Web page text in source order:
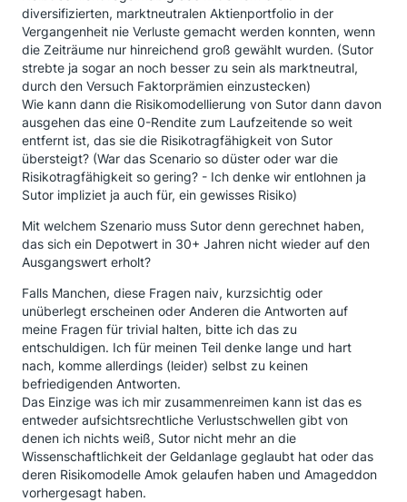
diversifizierten, marktneutralen Aktienportfolio in der
Vergangenheit nie Verluste gemacht werden konnten, wenn
die Zeiträume nur hinreichend groß gewählt wurden. (Sutor
strebte ja sogar an noch besser zu sein als marktneutral,
durch den Versuch Faktorprämien einzustecken)
Wie kann dann die Risikomodellierung von Sutor dann davon
ausgehen das eine 0-Rendite zum Laufzeitende so weit
entfernt ist, das sie die Risikotragfähigkeit von Sutor
übersteigt? (War das Scenario so düster oder war die
Risikotragfähigkeit so gering? - Ich denke wir entlohnen ja
Sutor impliziet ja auch für, ein gewisses Risiko)
Mit welchem Szenario muss Sutor denn gerechnet haben,
das sich ein Depotwert in 30+ Jahren nicht wieder auf den
Ausgangswert erholt?
Falls Manchen, diese Fragen naiv, kurzsichtig oder
unüberlegt erscheinen oder Anderen die Antworten auf
meine Fragen für trivial halten, bitte ich das zu
entschuldigen. Ich für meinen Teil denke lange und hart
nach, komme allerdings (leider) selbst zu keinen
befriedigenden Antworten.
Das Einzige was ich mir zusammenreimen kann ist das es
entweder aufsichtsrechtliche Verlustschwellen gibt von
denen ich nichts weiß, Sutor nicht mehr an die
Wissenschaftlichkeit der Geldanlage geglaubt hat oder das
deren Risikomodelle Amok gelaufen haben und Amageddon
vorhergesagt haben.